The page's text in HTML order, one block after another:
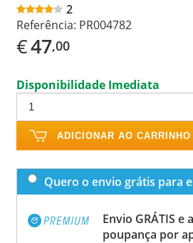
2
Referência: PR004782
€47,00
Disponibilidade Imediata
ADICIONAR AO CARRINHO
Quero o envio grátis para
Envio GRÁTIS e
poupança por